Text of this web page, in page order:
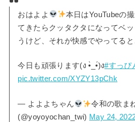
おはよよ 本日はYouTubeの
てきたらクッタクタになってベ
うけど、それが快感でやってると
今日も頑張ります(ง •̀_•́)ง#すっぴ
pic.twitter.com/XYZY13pChk
— よよよちゃん
令和の歌ま
(@yoyoyochan_twi) May 24,